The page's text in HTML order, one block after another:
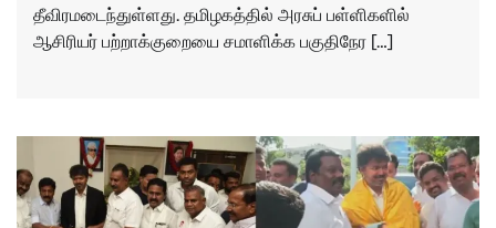
தீவிரமடைந்துள்ளது. தமிழகத்தில் அரசுப் பள்ளிகளில்
ஆசிரியர் பற்றாக்குறையை சமாளிக்க பகுதிநேர […]